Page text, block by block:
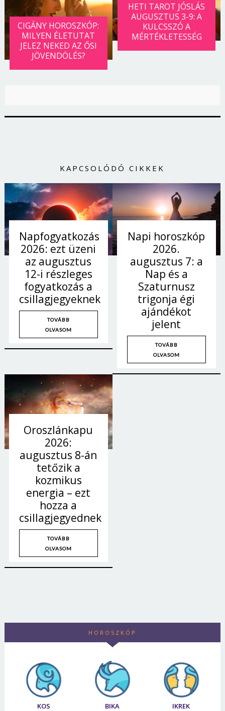
CIGÁNY HOROSZKÓP:
MILYEN ÉLETUTAT
JELEZ NEKED AZ ŐSI
JÖVENDÖLÉS?
HETI TAROT JÓSLÁS
AUGUSZTUS 3-9: A
KULCSSZÓ A
MÉRTÉKLETESSÉG
KAPCSOLÓDÓ CIKKEK
Napfogyatkozás
2026: ezt üzeni
az augusztus
12-i részleges
fogyatkozás a
csillagjegyeknek
TOVÁBB
OLVASOM
Napi horoszkóp
2026.
augusztus 7: a
Nap és a
Szaturnusz
trigonja égi
ajándékot
jelent
TOVÁBB
OLVASOM
Oroszlánkapu
2026:
augusztus 8-án
tetőzik a
kozmikus
energia – ezt
hozza a
csillagjegyednek
TOVÁBB
OLVASOM
HOROSZKÓP
KOS BIKA IKREK